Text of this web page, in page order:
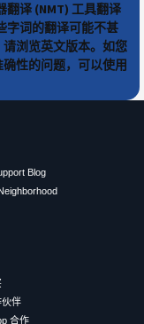
翻译 (NMT) 工具翻译
字词的翻译可能不甚
浏览英文版本。如您
性的问题，可以使用
Blog
伴
合作